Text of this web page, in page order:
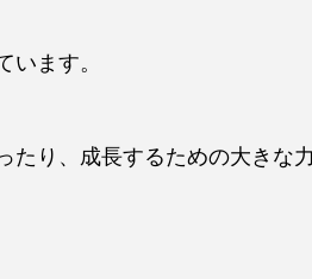
ます。
たり、成長するための大きな